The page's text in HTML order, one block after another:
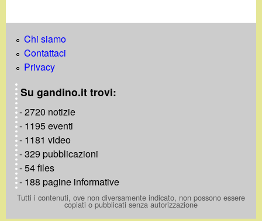
n
o Chi siamo
Contattaci
Privacy
Su gandino.it trovi:
- 2720 notizie
- 1195 eventi
- 1181 video
- 329 pubblicazioni
- 54 files
- 188 pagine informative
Tutti i contenuti, ove non diversamente indicato, non possono essere
copiati o pubblicati senza autorizzazione